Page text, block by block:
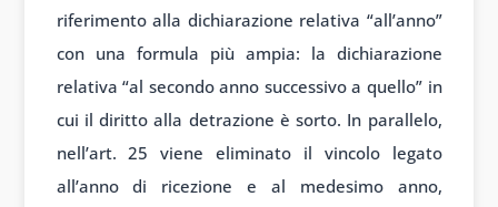
riferimento alla dichiarazione relativa “all’anno”
con una formula più ampia: la dichiarazione
relativa “al secondo anno successivo a quello” in
cui il diritto alla detrazione è sorto. In parallelo,
nell’art. 25 viene eliminato il vincolo legato
all’anno di ricezione e al medesimo anno,